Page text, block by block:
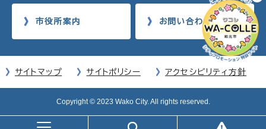
市役所案内 お問い合わせ
サイトマップ サイトポリシー アクセシビリティ方針
Copyright © 2023 Wako City. All rights reserved.